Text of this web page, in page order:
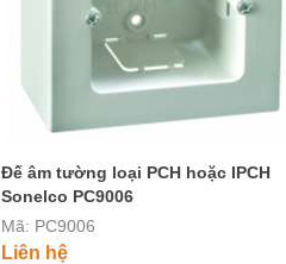
Đế âm tường loại PCH hoặc IPCH
Sonelco PC9006
Mã: PC9006
Liên hệ